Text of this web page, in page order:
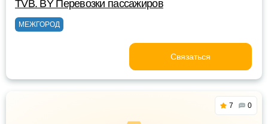
TVB. BY Перевозки пассажиров
МЕЖГОРОД
Связаться
7 0